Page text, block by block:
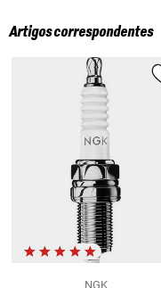
Artigos correspondentes
NGK